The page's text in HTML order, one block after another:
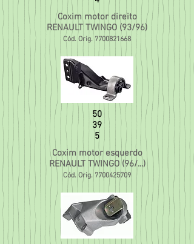
Coxim motor direito
RENAULT TWINGO (93/96)
Cód. Orig. 7700821668
50
39
5
Coxim motor esquerdo
RENAULT TWINGO (96/...)
Cód. Orig. 7700425709